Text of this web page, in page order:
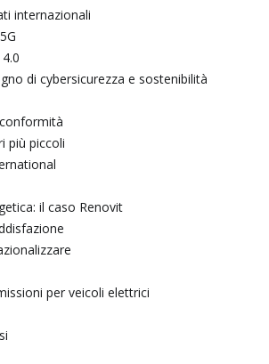
internazionali
di cybersicurezza e sostenibilità
più piccoli
il caso Renovit
per veicoli elettrici